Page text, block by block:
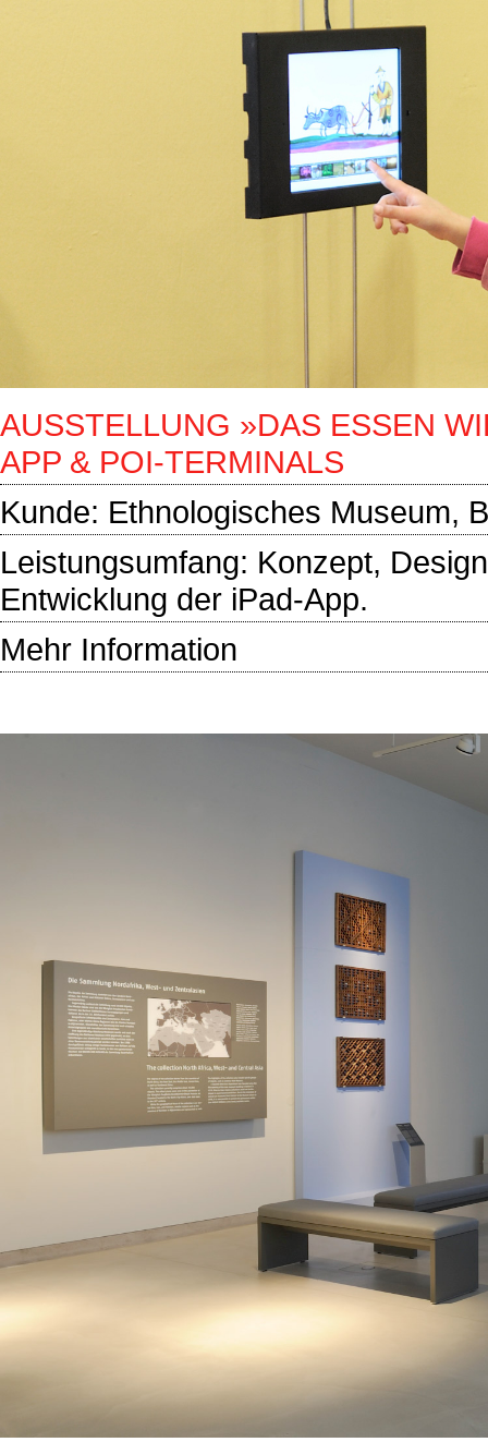
AUSSTELLUNG »DAS ESSEN
APP & POI-TERMINALS
Kunde: Ethnologisches Museum,
Leistungsumfang: Konzept,
Entwicklung der iPad-App.
Mehr Information